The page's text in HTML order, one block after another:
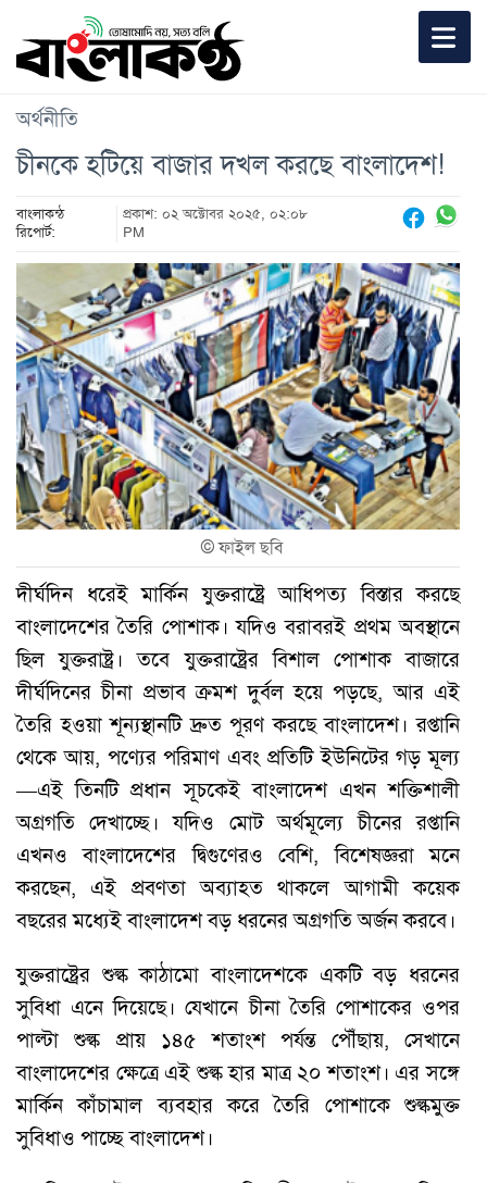
অর্থনীতি
চীনকে হটিয়ে বাজার দখল করছে বাংলাদেশ!
বাংলাকন্ঠ
রিপোর্ট:
প্রকাশ: ০২ অক্টোবর ২০২৫, ০২:০৮
PM
©ফাইল ছবি
দীর্ঘদিন ধরেই মার্কিন যুক্তরাষ্ট্রে আধিপত্য বিস্তার করছে
বাংলাদেশের তৈরি পোশাক। যদিও বরাবরই প্রথম অবস্থানে
ছিল যুক্তরাষ্ট্র। তবে যুক্তরাষ্ট্রের বিশাল পোশাক বাজারে
দীর্ঘদিনের চীনা প্রভাব ক্রমশ দুর্বল হয়ে পড়ছে, আর এই
তৈরি হওয়া শূন্যস্থানটি দ্রুত পূরণ করছে বাংলাদেশ। রপ্তানি
থেকে আয়, পণ্যের পরিমাণ এবং প্রতিটি ইউনিটের গড় মূল্য
—এই তিনটি প্রধান সূচকেই বাংলাদেশ এখন শক্তিশালী
অগ্রগতি দেখাচ্ছে। যদিও মোট অর্থমূল্যে চীনের রপ্তানি
এখনও বাংলাদেশের দ্বিগুণেরও বেশি, বিশেষজ্ঞরা মনে
করছেন, এই প্রবণতা অব্যাহত থাকলে আগামী কয়েক
বছরের মধ্যেই বাংলাদেশ বড় ধরনের অগ্রগতি অর্জন করবে।
যুক্তরাষ্ট্রের শুল্ক কাঠামো বাংলাদেশকে একটি বড় ধরনের
সুবিধা এনে দিয়েছে। যেখানে চীনা তৈরি পোশাকের ওপর
পাল্টা শুল্ক প্রায় ১৪৫ শতাংশ পর্যন্ত পৌঁছায়, সেখানে
বাংলাদেশের ক্ষেত্রে এই শুল্ক হার মাত্র ২০ শতাংশ। এর সঙ্গে
মার্কিন কাঁচামাল ব্যবহার করে তৈরি পোশাকে শুল্কমুক্ত
সুবিধাও পাচ্ছে বাংলাদেশ।